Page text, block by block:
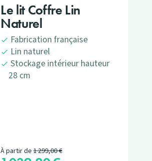
Le lit Coffre Lin
Naturel
Fabrication française
Lin naturel
Stockage intérieur hauteur
28 cm
À partir de Prix de base
1 299,00 €
Prix